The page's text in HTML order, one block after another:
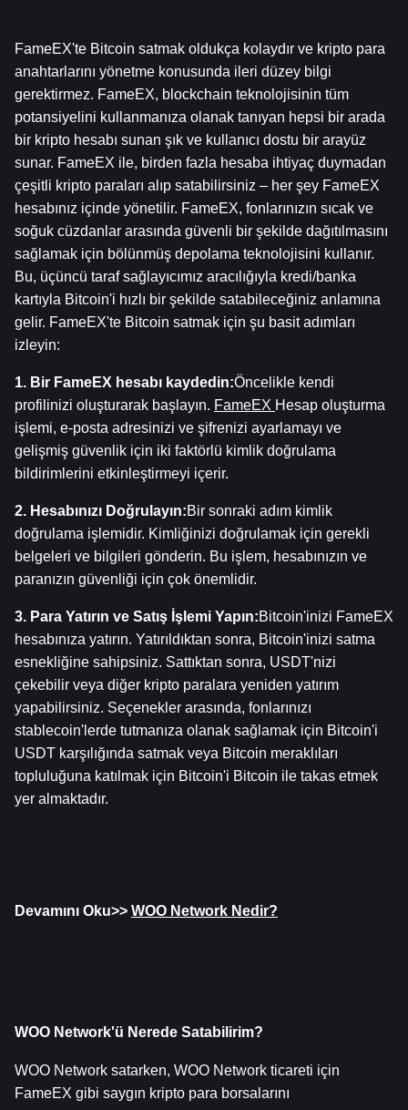
FameEX'te Bitcoin satmak oldukça kolaydır ve kripto para
anahtarlarını yönetme konusunda ileri düzey bilgi
gerektirmez. FameEX, blockchain teknolojisinin tüm
potansiyelini kullanmanıza olanak tanıyan hepsi bir arada
bir kripto hesabı sunan şık ve kullanıcı dostu bir arayüz
sunar. FameEX ile, birden fazla hesaba ihtiyaç duymadan
çeşitli kripto paraları alıp satabilirsiniz – her şey FameEX
hesabınız içinde yönetilir. FameEX, fonlarınızın sıcak ve
soğuk cüzdanlar arasında güvenli bir şekilde dağıtılmasını
sağlamak için bölünmüş depolama teknolojisini kullanır.
Bu, üçüncü taraf sağlayıcımız aracılığıyla kredi/banka
kartıyla Bitcoin'i hızlı bir şekilde satabileceğiniz anlamına
gelir. FameEX'te Bitcoin satmak için şu basit adımları
izleyin:
1. Bir FameEX hesabı kaydedin:Öncelikle kendi
profilinizi oluşturarak başlayın. FameEX Hesap oluşturma
işlemi, e-posta adresinizi ve şifrenizi ayarlamayı ve
gelişmiş güvenlik için iki faktörlü kimlik doğrulama
bildirimlerini etkinleştirmeyi içerir.
2. Hesabınızı Doğrulayın:Bir sonraki adım kimlik
doğrulama işlemidir. Kimliğinizi doğrulamak için gerekli
belgeleri ve bilgileri gönderin. Bu işlem, hesabınızın ve
paranızın güvenliği için çok önemlidir.
3. Para Yatırın ve Satış İşlemi Yapın:Bitcoin'inizi FameEX
hesabınıza yatırın. Yatırıldıktan sonra, Bitcoin'inizi satma
esnekliğine sahipsiniz. Sattıktan sonra, USDT'nizi
çekebilir veya diğer kripto paralara yeniden yatırım
yapabilirsiniz. Seçenekler arasında, fonlarınızı
stablecoin'lerde tutmanıza olanak sağlamak için Bitcoin'i
USDT karşılığında satmak veya Bitcoin meraklıları
topluluğuna katılmak için Bitcoin'i Bitcoin ile takas etmek
yer almaktadır.
Devamını Oku>> WOO Network Nedir?
WOO Network'ü Nerede Satabilirim?
WOO Network satarken, WOO Network ticareti için
FameEX gibi saygın kripto para borsalarını